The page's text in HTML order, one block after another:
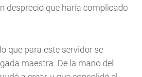
desprecio que haría complicado
que para este servidor se
maestra. De la mano del